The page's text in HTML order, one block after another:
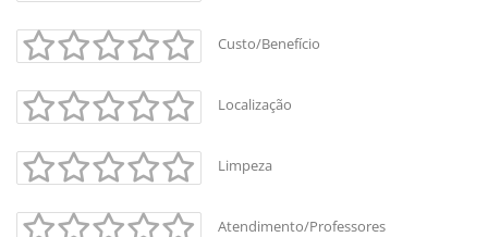
Custo/Benefício
Localização
Limpeza
Atendimento/Professores